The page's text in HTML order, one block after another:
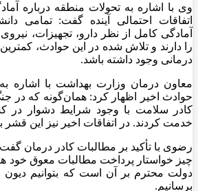
وی با اشاره به تحولات منطقه درباره
اتفاقات احتمالی آینده گفت: تمامی
آمادگی کامل از نظر دارو، تجهیزات،
را دارند و تلاش شده در این حوادث،
درمانی وجود داشته باشد.
معاون درمان وزارت بهداشت با اشاره
کادر سلامت با وجود شرایط دشوار در
خدمت کردند. در اتفاقات اخیر نیز این قشر
رضوی با تأکید بر مطالبات کادر درمان
چیز خواستار پرداخت مطالبات معوق خود
دولت محترم بر آن است که بتوانیم
برسانیم.